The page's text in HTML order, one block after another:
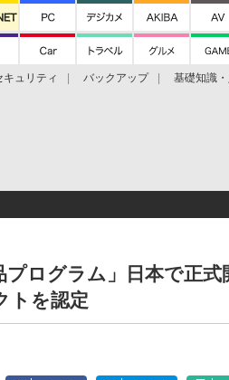
キュリティ バックアップ 基礎知識
プログラム」日本で正
トを認定